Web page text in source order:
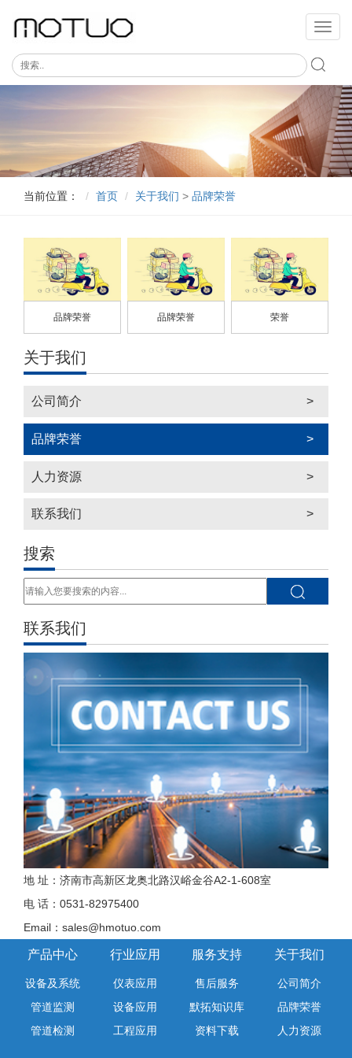
切
换
航
当前位置： 首页 关于我们 > 品牌荣誉
品牌荣誉 品牌荣誉 荣誉
关于我们
公司简介 >
品牌荣誉 >
人力资源 >
联系我们 >
搜索
联系我们
地 址：济南市高新区龙奥北路汉峪金谷A2-1-608室
电 话：0531-82975400
Email：sales@hmotuo.com
产品中心
设备及系统
管道监测
管道检测
行业应用
仪表应用
设备应用
工程应用
服务支持
售后服务
默拓知识库
资料下载
关于我们
公司简介
品牌荣誉
人力资源